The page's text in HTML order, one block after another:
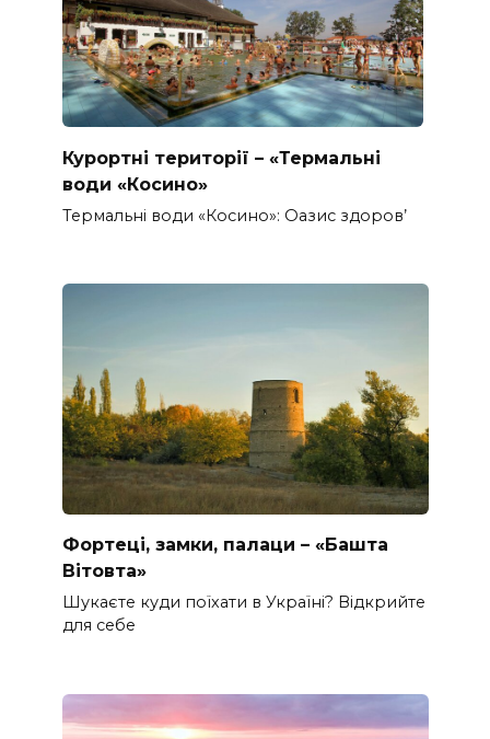
Курортні території – «Термальні
води «Косино»
Термальні води «Косино»: Оазис здоров’
Фортеці, замки, палаци – «Башта
Вітовта»
Шукаєте куди поїхати в Україні? Відкрийте
для себе